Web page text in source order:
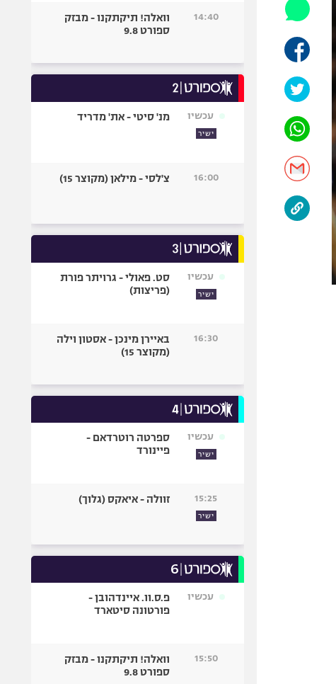
אופניים
כדורמים
פוטבול אמריקאי NFL
בייסבול MLB
14:40
וואלה! תיקתקנו - מבזק
ספורט 9.8
עכשיו
ישיר
מנ' סיטי - את' מדריד
16:00 צ'לסי - מילאן (מקוצר 15)
עכשיו
ישיר
סט. פאולי - גרויתר פורת
(פריצות)
16:30
באיירן מינכן - אסטון וילה
(מקוצר 15)
עכשיו
ישיר
ספרטה רוטרדאם -
פיינורד
15:25
ישיר
זוולה - איאקס (גלוך)
עכשיו
פ.ס.וו. איינדהובן -
פורטונה סיטארד
15:50
וואלה! תיקתקנו - מבזק
ספורט 9.8